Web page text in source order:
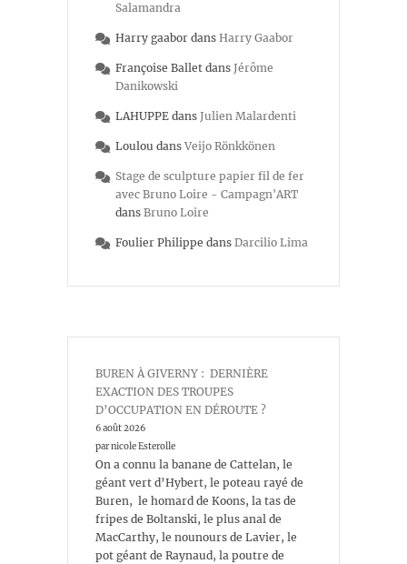
Salamandra
Harry gaabor dans Harry Gaabor
Françoise Ballet dans Jérôme
Danikowski
LAHUPPE dans Julien Malardenti
Loulou dans Veijo Rönkkönen
Stage de sculpture papier fil de fer
avec Bruno Loire - Campagn'ART
dans Bruno Loire
Foulier Philippe dans Darcilio Lima
BUREN À GIVERNY : DERNIÈRE
EXACTION DES TROUPES
D’OCCUPATION EN DÉROUTE ?
6 août 2026
par nicole Esterolle
On a connu la banane de Cattelan, le
géant vert d’Hybert, le poteau rayé de
Buren, le homard de Koons, la tas de
fripes de Boltanski, le plus anal de
MacCarthy, le nounours de Lavier, le
pot géant de Raynaud, la poutre de